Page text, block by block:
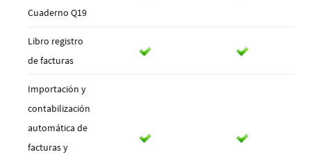
Cuaderno Q19
Libro registro
de facturas
Importación y
contabilización
automática de
facturas y